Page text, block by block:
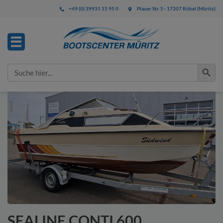
+49 (0) 39931 15 95 0 Plauer Str. 5 · 17207 Röbel (Müritz)
Search
for:
Search Button
IHRE ANFRAGE
Bitte füllen Sie alle mit * gekennzeichneten Felder aus.
Diese Angaben benötigen wir zur Bearbeitung Ihrer
Anfrage.